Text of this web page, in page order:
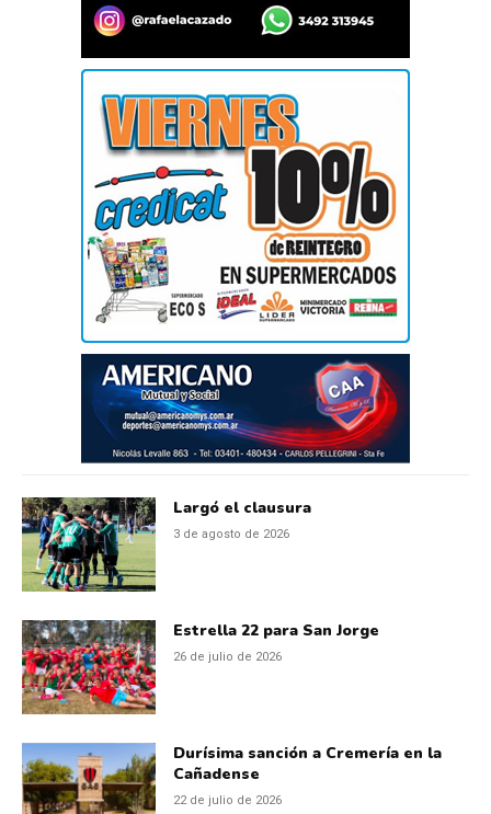
Largó el clausura
3 de agosto de 2026
Estrella 22 para San Jorge
26 de julio de 2026
Durísima sanción a Cremería en la
Cañadense
22 de julio de 2026